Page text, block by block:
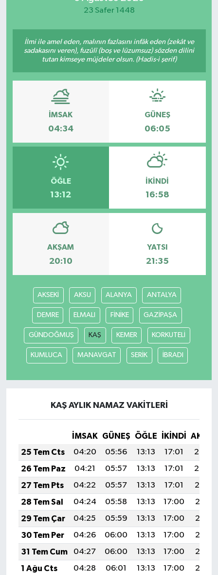
23 Safer 1448
İlmi ile amel eden, malının fazlasını infâk eden (zekât ve
sadakasını veren), fuzûlî (boş ve lüzumsuz) sözden dilini
tutan kimseye müjdeler olsun. (Hadis-i şerif)
İMSAK
04:34
GÜNEŞ
06:05
ÖĞLE
13:12
İKINDI
16:58
AKŞAM
20:10
YATSI
21:35
AKSEKİ AKSU ALANYA ANTALYA
DEMRE ELMALI FİNİKE GAZİPAŞA
GÜNDOĞMUŞ KAŞ KEMER KORKUTELİ
KUMLUCA MANAVGAT SERİK İBRADI
KAŞ AYLIK NAMAZ VAKITLERI
İMSAK GÜNEŞ ÖĞLE İKINDI
25 Tem Cts
04:20 05:56 13:13 17:01
20:20
26 Tem Paz
04:21 05:57 13:13 17:01
20:20
27 Tem Pts
04:22 05:57 13:13 17:01
20:19
28 Tem Sal
04:24 05:58 13:13 17:00
20:18
29 Tem Çar
04:25 05:59 13:13 17:00
20:17
30 Tem Per
04:26 06:00 13:13 17:00
20:16
31 Tem Cum
04:27 06:00 13:13 17:00
20:15
1 Ağu Cts
04:28 06:01 13:13 17:00
20:15